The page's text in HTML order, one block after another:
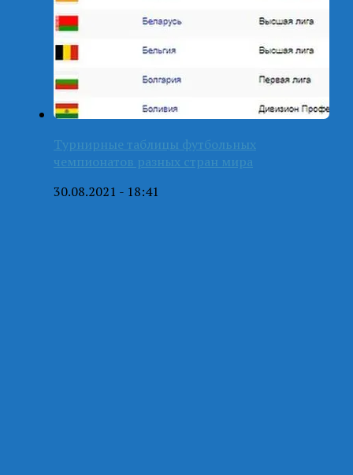
Турнирные таблицы футбольных
чемпионатов разных стран мира
30.08.2021 - 18:41